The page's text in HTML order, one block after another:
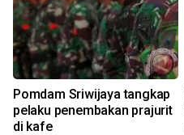
Pomdam Sriwijaya tangkap
pelaku penembakan prajurit
di kafe